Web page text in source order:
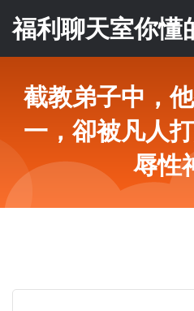
福利聊天室你懂
截教弟子中，
一，卻被凡人
辱性